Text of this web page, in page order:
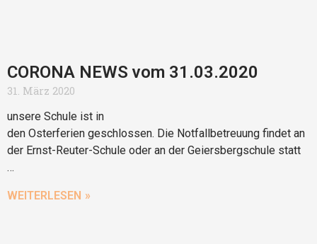
CORONA NEWS vom 31.03.2020
31. März 2020
unsere Schule ist in
den Osterferien geschlossen. Die Notfallbetreuung findet an
der Ernst-Reuter-Schule oder an der Geiersbergschule statt
…
WEITERLESEN »